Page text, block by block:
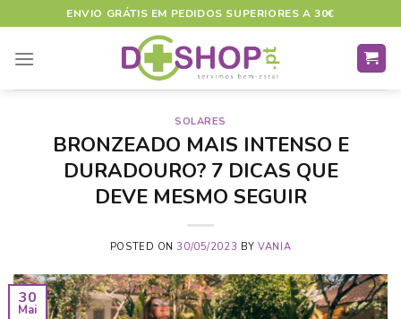
to
content
ENVIO GRÁTIS EM PEDIDOS SUPERIORES A 30€
SOLARES
BRONZEADO MAIS INTENSO E
DURADOURO? 7 DICAS QUE
DEVE MESMO SEGUIR
POSTED ON30/05/2023 BYVANIA
30
Mai